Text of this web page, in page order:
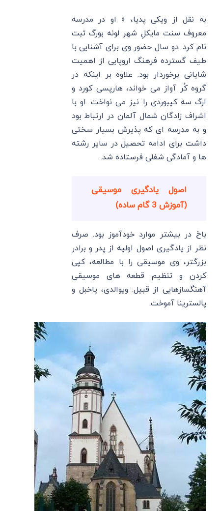
به نقل از ویکی پدیا، « او در مدرسه
معروف سنت مایکلِ شهر لونه بورگ ثبت
نام کرد. دو سال حضور وی برای آشنایی با
طیف گسترده فرهنگ اروپایی از اهمیت
شایانی برخوردار بود. علاوه بر اینکه در
گروه کُر آواز می خواند، هارپسی کورد و
ارگ سه کیبوردی را نیز می نواخت. او با
اشراف زادگان شمال آلمان در ارتباط بود
و به مدرسه ای که پذیرش بسیار سختی
داشت برای ادامه تحصیل در سایر رشته
ها و آمادگی شغلی فرستاده شد.
اصول یادگیری موسیقی
(آموزش 3 گام ساده)
باخ در بیشتر موارد خودآموز بود. صرف
نظر از یادگیری اصول اولیه از پدر و برادر
بزرگتر، وی موسیقی را با مطالعه، کپی
کردن و تنظیم قطعه های موسیقی
آهنگسازهایی از قبیل: ویوالدی، پاخبل و
پالسترینا آموخت.